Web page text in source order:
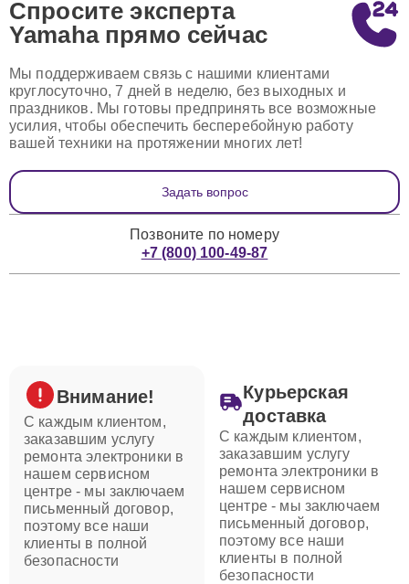
Спросите эксперта
Yamaha прямо сейчас
Мы поддерживаем связь с нашими клиентами
круглосуточно, 7 дней в неделю, без выходных и
праздников. Мы готовы предпринять все возможные
усилия, чтобы обеспечить бесперебойную работу
вашей техники на протяжении многих лет!
Задать вопрос
Позвоните по номеру
+7 (800) 100-49-87
Внимание!
С каждым клиентом,
заказавшим услугу
ремонта электроники в
нашем сервисном
центре - мы заключаем
письменный договор,
поэтому все наши
клиенты в полной
безопасности
Курьерская
доставка
С каждым клиентом,
заказавшим услугу
ремонта электроники в
нашем сервисном
центре - мы заключаем
письменный договор,
поэтому все наши
клиенты в полной
безопасности